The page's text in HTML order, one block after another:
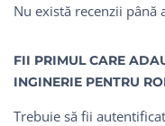
Nu există recenzii până
FII PRIMUL CARE
INGINERIE PENTRU
Trebuie să fii autentificat